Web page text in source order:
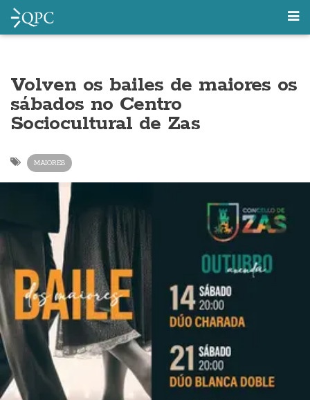
Volven os bailes de maiores os
sábados no Centro
Sociocultural de Zas
MAIORES